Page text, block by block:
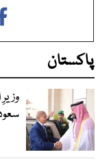
پاکستان